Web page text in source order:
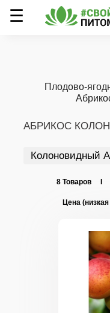
Плодово-
АБРИКОС
Колоновидный
8 Товаров I